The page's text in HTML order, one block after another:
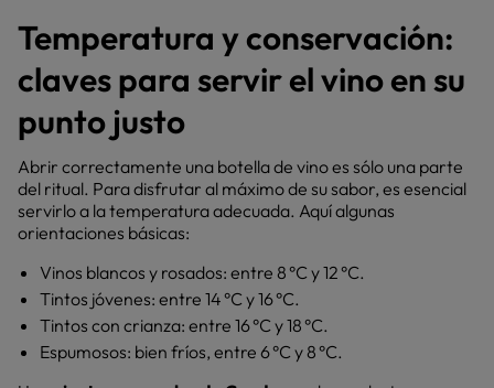
Temperatura y conservación:
claves para servir el vino en su
punto justo
Abrir correctamente una botella de vino es sólo una parte
del ritual. Para disfrutar al máximo de su sabor, es esencial
servirlo a la temperatura adecuada. Aquí algunas
orientaciones básicas:
Vinos blancos y rosados: entre 8 °C y 12 °C.
Tintos jóvenes: entre 14 °C y 16 °C.
Tintos con crianza: entre 16 °C y 18 °C.
Espumosos: bien fríos, entre 6 °C y 8 °C.